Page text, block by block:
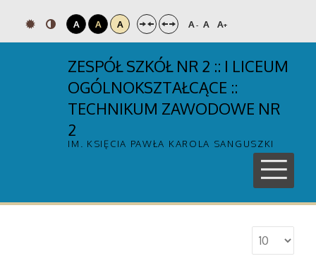
A A A A- A A+
ZESPÓŁ SZKÓŁ NR 2 :: I LICEUM
OGÓLNOKSZTAŁCĄCE ::
TECHNIKUM ZAWODOWE NR
2
IM. KSIĘCIA PAWŁA KAROLA SANGUSZKI